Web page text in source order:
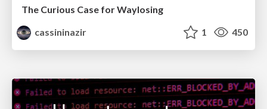
The Curious Case for Waylosing
cassininazir
1 450